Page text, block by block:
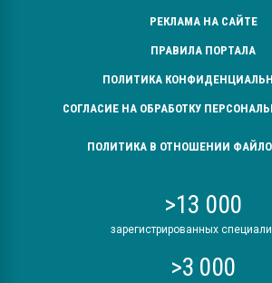
РЕКЛАМА НА САЙТЕ
ПРАВИЛА ПОРТАЛА
ПОЛИТИКА
СОГЛАСИЕ НА ОБРАБОТКУ
ПОЛИТИКА В ОТНОШЕНИИ ФАЙЛОВ
>13 000
зарегистрированных
>3 000